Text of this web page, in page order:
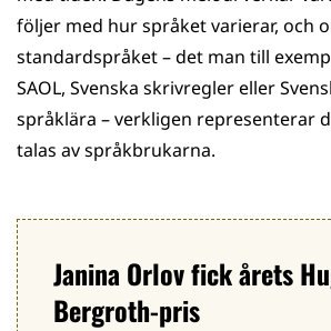
följer med hur språket varierar, och
standardspråket – det man till
SAOL, Svenska skrivregler eller
språklära – verkligen representerar
talas av språkbrukarna.
Janina Orlov fick årets
Bergroth-pris